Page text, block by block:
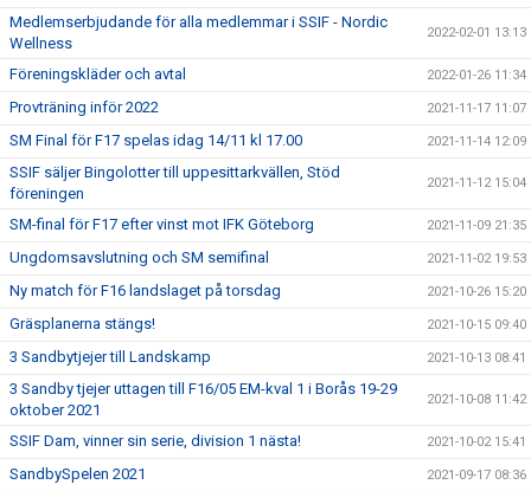
Medlemserbjudande för alla medlemmar i SSIF - Nordic
Wellness
2022-02-01 13:13
Föreningskläder och avtal 2022-01-26 11:34
Provträning inför 2022 2021-11-17 11:07
SM Final för F17 spelas idag 14/11 kl 17.00 2021-11-14 12:09
SSIF säljer Bingolotter till uppesittarkvällen, Stöd
föreningen
2021-11-12 15:04
SM-final för F17 efter vinst mot IFK Göteborg 2021-11-09 21:35
Ungdomsavslutning och SM semifinal 2021-11-02 19:53
Ny match för F16 landslaget på torsdag 2021-10-26 15:20
Gräsplanerna stängs! 2021-10-15 09:40
3 Sandbytjejer till Landskamp 2021-10-13 08:41
3 Sandby tjejer uttagen till F16/05 EM-kval 1 i Borås 19-29
oktober 2021
2021-10-08 11:42
SSIF Dam, vinner sin serie, division 1 nästa! 2021-10-02 15:41
SandbySpelen 2021 2021-09-17 08:36